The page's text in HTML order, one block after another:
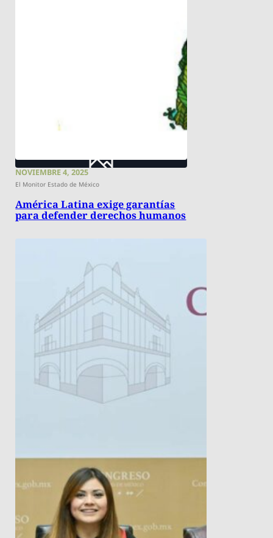
NOVIEMBRE 4, 2025
El Monitor Estado de México
América Latina exige garantías
para defender derechos humanos